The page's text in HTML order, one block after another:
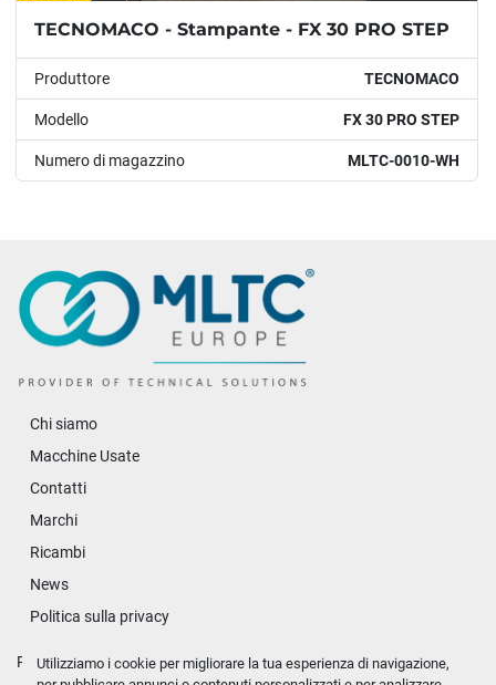
Utilizziamo i cookie per migliorare la tua esperienza di navigazione,
TECNOMACO - Stampante - FX 30 PRO STEP
Produttore TECNOMACO
Modello FX 30 PRO STEP
Numero di magazzino MLTC-0010-WH
Ricambi
News
Chi siamo
Marchi
Macchine Usate
Contatti
Politica sulla privacy
Personalizza le preferenze sui Cookies